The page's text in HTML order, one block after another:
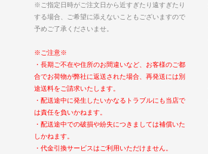
※ご指定日時がご注文日から近すぎたり遠すぎたり
する場合、ご希望に添えないこともございますので
予めご了承くださいませ。
※ご注意※
・長期ご不在や住所のお間違いなど、お客様のご都
合でお荷物が弊社に返送された場合、再発送には別
途送料をご請求いたします。
・配送途中に発生したいかなるトラブルにも当店で
は責任を負いかねます。
・配送途中での破損や紛失につきましては補償いた
しかねます。
・代金引換サービスはご利用いただけません。